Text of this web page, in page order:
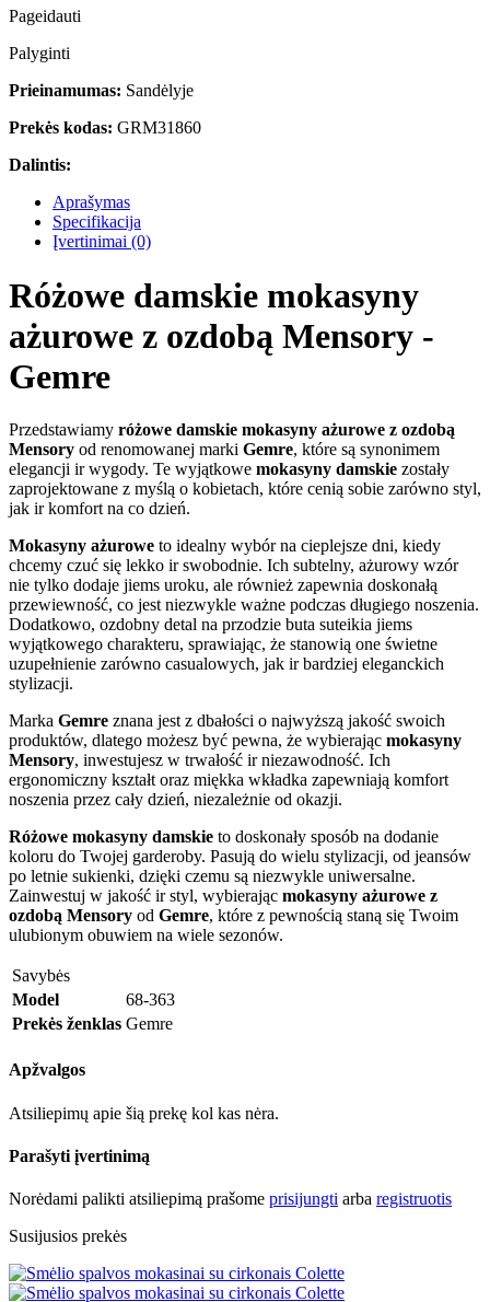
Pageidauti
Palyginti
Prieinamumas: Sandėlyje
Prekės kodas: GRM31860
Dalintis:
Aprašymas
Specifikacija
Įvertinimai (0)
Różowe damskie mokasyny
ażurowe z ozdobą Mensory -
Gemre
Przedstawiamy różowe damskie mokasyny ażurowe z ozdobą
Mensory od renomowanej marki Gemre, które są synonimem
elegancji ir wygody. Te wyjątkowe mokasyny damskie zostały
zaprojektowane z myślą o kobietach, które cenią sobie zarówno styl,
jak ir komfort na co dzień.
Mokasyny ażurowe to idealny wybór na cieplejsze dni, kiedy
chcemy czuć się lekko ir swobodnie. Ich subtelny, ażurowy wzór
nie tylko dodaje jiems uroku, ale również zapewnia doskonałą
przewiewność, co jest niezwykle ważne podczas długiego noszenia.
Dodatkowo, ozdobny detal na przodzie buta suteikia jiems
wyjątkowego charakteru, sprawiając, że stanowią one świetne
uzupełnienie zarówno casualowych, jak ir bardziej eleganckich
stylizacji.
Marka Gemre znana jest z dbałości o najwyższą jakość swoich
produktów, dlatego możesz być pewna, że wybierając mokasyny
Mensory, inwestujesz w trwałość ir niezawodność. Ich
ergonomiczny kształt oraz miękka wkładka zapewniają komfort
noszenia przez cały dzień, niezależnie od okazji.
Różowe mokasyny damskie to doskonały sposób na dodanie
koloru do Twojej garderoby. Pasują do wielu stylizacji, od jeansów
po letnie sukienki, dzięki czemu są niezwykle uniwersalne.
Zainwestuj w jakość ir styl, wybierając mokasyny ażurowe z
ozdobą Mensory od Gemre, które z pewnością staną się Twoim
ulubionym obuwiem na wiele sezonów.
Savybės
Model
68-363
Prekės ženklas Gemre
Apžvalgos
Atsiliepimų apie šią prekę kol kas nėra.
Parašyti įvertinimą
Norėdami palikti atsiliepimą prašome prisijungti arba registruotis
Susijusios prekės